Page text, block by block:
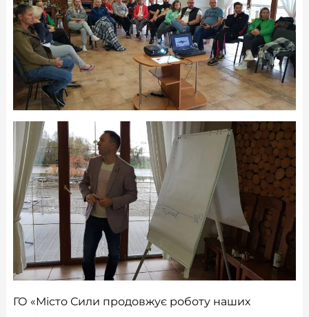
ГО «Місто Сили продовжує роботу наших